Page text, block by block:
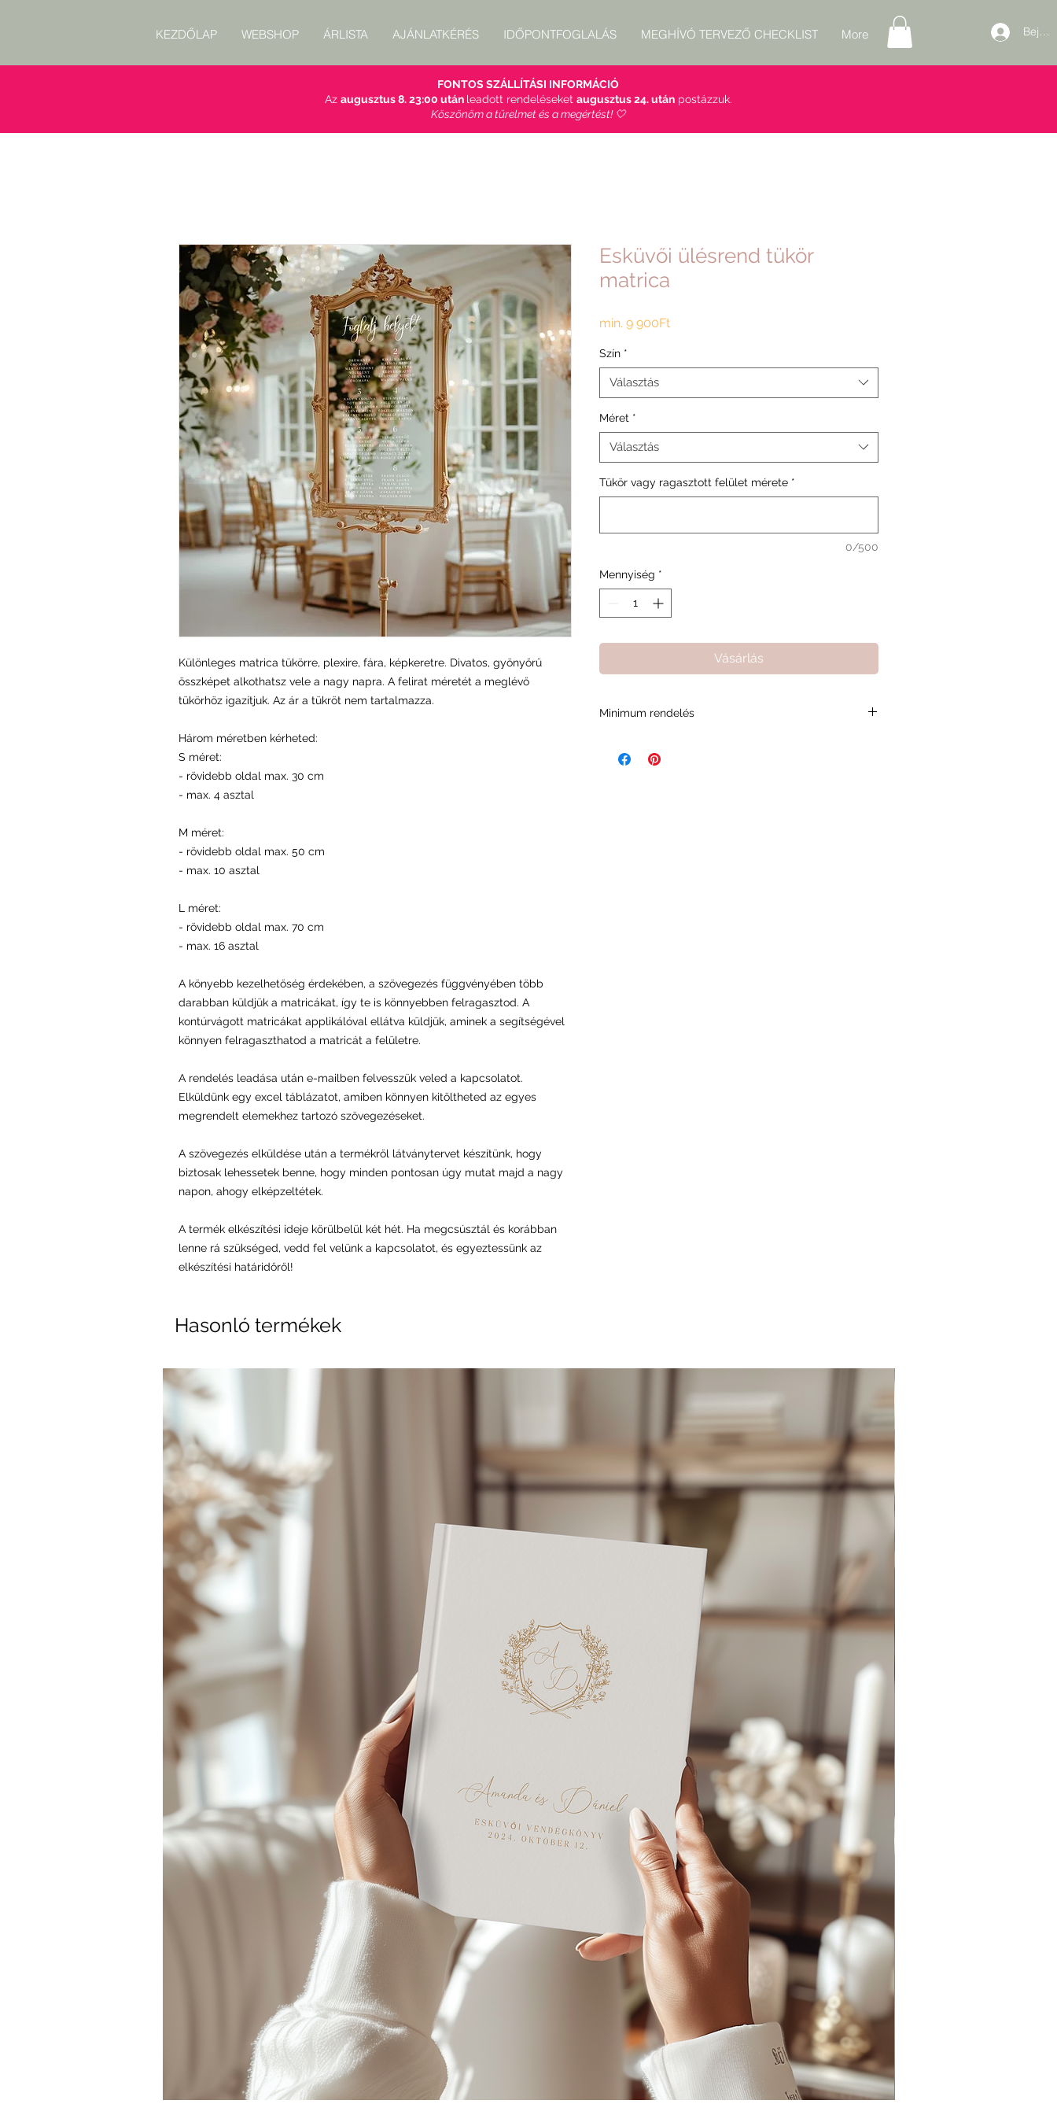
KEZDŐLAP WEBSHOP ÁRLISTA AJÁNLATKÉRÉS IDŐPONTFOGLALÁS MEGHÍVÓ TERVEZŐ CHECKLIST More
FONTOS SZÁLLÍTÁSI INFORMÁCIÓ
Az augusztus 8. 23:00 után leadott rendeléseket augusztus 24. utánpostázzuk.
Köszönöm a türelmet és a megértést! 🤍
Különleges matrica tükörre, plexire, fára, képkeretre. Divatos, gyönyőrű
összképet alkothatsz vele a nagy napra. A felirat méretét a meglévő
tükörhöz igazítjuk. Az ár a tükröt nem tartalmazza.
Három méretben kérheted:
S méret:
- rövidebb oldal max. 30 cm
- max. 4 asztal
M méret:
- rövidebb oldal max. 50 cm
- max. 10 asztal
L méret:
- rövidebb oldal max. 70 cm
- max. 16 asztal
A könyebb kezelhetőség érdekében, a szövegezés függvényében több
darabban küldjük a matricákat, így te is könnyebben felragasztod. A
kontúrvágott matricákat applikálóval ellátva küldjük, aminek a segítségével
könnyen felragaszthatod a matricát a felületre.
A rendelés leadása után e-mailben felvesszük veled a kapcsolatot.
Elküldünk egy excel táblázatot, amiben könnyen kitöltheted az egyes
megrendelt elemekhez tartozó szövegezéseket.
A szövegezés elküldése után a termékről látványtervet készítünk, hogy
biztosak lehessetek benne, hogy minden pontosan úgy mutat majd a nagy
napon, ahogy elképzeltétek.
A termék elkészítési ideje körülbelül két hét. Ha megcsúsztál és korábban
lenne rá szükséged, vedd fel velünk a kapcsolatot, és egyeztessünk az
elkészítési határidőről!
Esküvői ülésrend tükör
matrica
min. 9 900FtAkciós
Szín *
Választás
Méret *
Választás
Tükör vagy ragasztott felület mérete *
0/500
Mennyiség *
Vásárlás
Minimum rendelés
minket abban, fenntarthassuk a minőségi kiszolgálást
Hasonló termékek